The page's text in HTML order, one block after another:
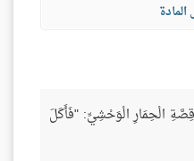
الْحِمَارِ الْوَحْشِيِّ: "فَأَكَلَ